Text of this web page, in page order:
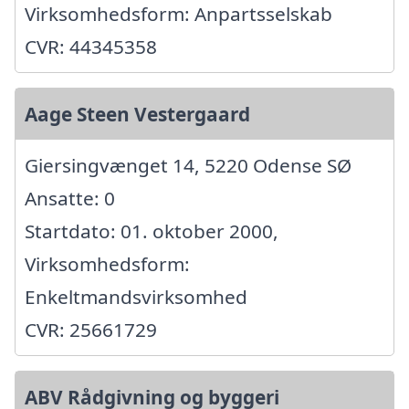
Virksomhedsform: Anpartsselskab
CVR: 44345358
Aage Steen Vestergaard
Giersingvænget 14, 5220 Odense SØ
Ansatte: 0
Startdato: 01. oktober 2000,
Virksomhedsform:
Enkeltmandsvirksomhed
CVR: 25661729
ABV Rådgivning og byggeri